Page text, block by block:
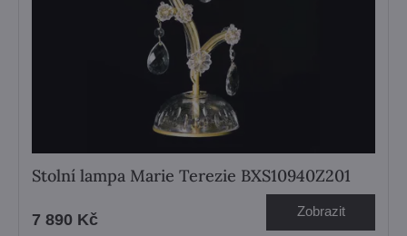
Stolní lampa Marie Terezie BXS10940Z201
7 890 Kč Zobrazit